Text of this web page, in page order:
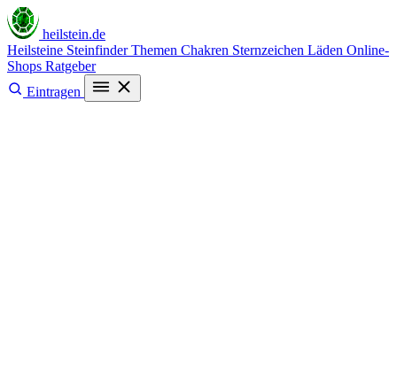
heilstein.de
Heilsteine SteinfinderThemen Chakren Sternzeichen Läden Online-
Shops Ratgeber
Eintragen